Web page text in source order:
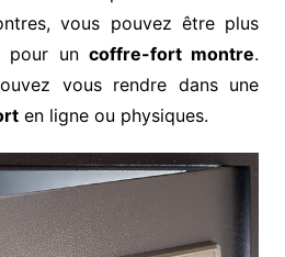
vous pouvez être plus
pour un coffre-fort montre.
vous rendre dans une
en ligne ou physiques.